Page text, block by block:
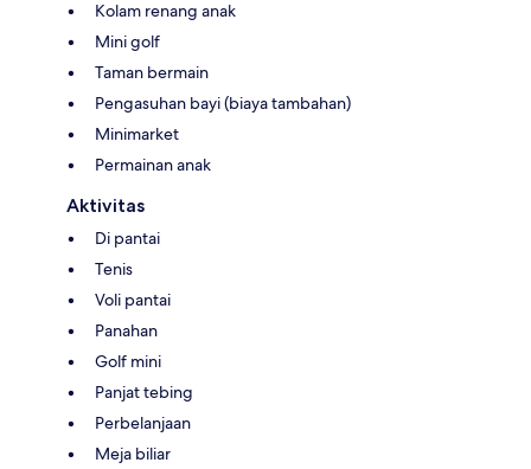
Kolam renang anak
Mini golf
Taman bermain
Pengasuhan bayi (biaya tambahan)
Minimarket
Permainan anak
Aktivitas
Di pantai
Tenis
Voli pantai
Panahan
Golf mini
Panjat tebing
Perbelanjaan
Meja biliar